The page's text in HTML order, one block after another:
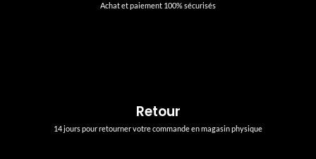
Achat et paiement 100% sécurisés
Retour
14 jours pour retourner votre commande en magasin physique